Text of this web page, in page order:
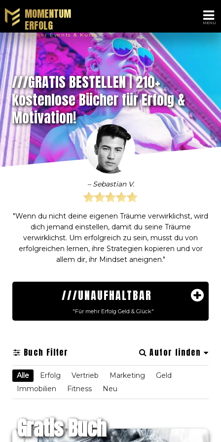
MOMENTUM
ERFOLG
Bücher Events & Kurse
///GRATIS BESTELLEN | 210+
kostenlose Bücher für Erfolg &
Motivation!
– Sebastian V.
"Wenn du nicht deine eigenen Träume verwirklichst, wird
dich jemand einstellen, damit du seine Träume
verwirklichst. Um erfolgreich zu sein, musst du von
erfolgreichen lernen, ihre Strategien kopieren und vor
allem dir, ihr Mindset aneignen."
///UNAUFHALTBAR
"Für mehr Erfolg Geld & Glück"
verdienen, ihre Träume leben und sich mit ihrer
wollen. Hier bekommst du gratis das
komprimierte Wissen der Top-Coaches Europas
über Erfolg, Motivation, Geld, Fitness und Glück.
erprobte Strategien anwendest und die
Selbstdisziplin eines US Navy SEALs erlangst!
Buch Filter Autor finden
Alle Erfolg Vertrieb Marketing
Geld
Immobilien
Fitness Neu
Gratis Buch